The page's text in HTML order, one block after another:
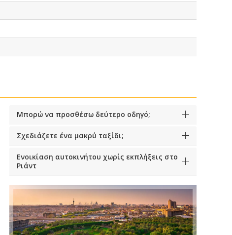
Μπορώ να προσθέσω δεύτερο οδηγό;
Σχεδιάζετε ένα μακρύ ταξίδι;
Ενοικίαση αυτοκινήτου χωρίς εκπλήξεις στο
Ριάντ